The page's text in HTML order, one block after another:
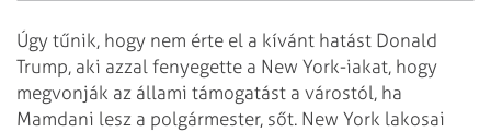
Úgy tűnik, hogy nem érte el a kívánt hatást Donald
Trump, aki azzal fenyegette a New York-iakat, hogy
megvonják az állami támogatást a várostól, ha
Mamdani lesz a polgármester, sőt. New York lakosai